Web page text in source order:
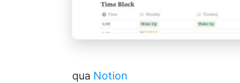
qua Notion